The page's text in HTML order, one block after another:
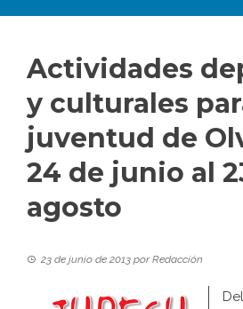
Actividades
y culturales
juventud de
24 de junio al
agosto
23 de junio de 2013 porRedacción